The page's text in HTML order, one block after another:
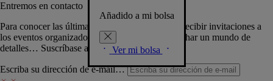
Añadido a mi bolsa
Ver mi bolsa
Entremos en contacto
Para conocer las últimas creaciones de la Casa, recibir invitaciones a
los eventos organizados por Diptyque y aprovechar un mundo de
detalles… Suscríbase a nuestra newsletter.
Escriba su dirección de e-mail…